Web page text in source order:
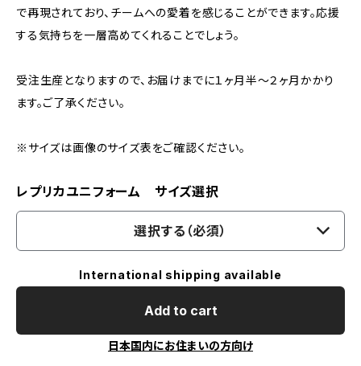
で再現されており、チームへの愛着を感じることができます。応援
する気持ちを一層高めてくれることでしょう。
受注生産となりますので、お届けまでに１ヶ月半〜２ヶ月かかり
ます。ご了承ください。
※サイズは画像のサイズ表をご確認ください。
レプリカユニフォーム サイズ選択
選択する（必須）
International shipping available
Add to cart
日本国内にお住まいの方向け